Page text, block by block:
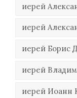
иерей
иерей
иерей Борис
иерей
иерей Иоанн